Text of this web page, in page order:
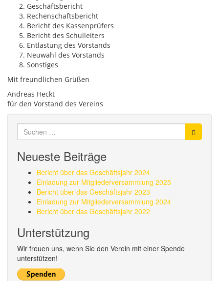
Geschäftsbericht
Rechenschaftsbericht
Bericht des Kassenprüfers
Bericht des Schulleiters
Entlastung des Vorstands
Neuwahl des Vorstands
Sonstiges
Mit freundlichen Grüßen
Andreas Heckt
für den Vorstand des Vereins
Suchen
nach:
Neueste Beiträge
Bericht über das Geschäftsjahr 2024
Einladung zur Mitgliederversammlung 2025
Bericht über das Geschäftsjahr 2023
Einladung zur Mitgliederversammlung 2024
Bericht über das Geschäftsjahr 2022
Unterstützung
Wir freuen uns, wenn Sie den Verein mit einer Spende
unterstützen!